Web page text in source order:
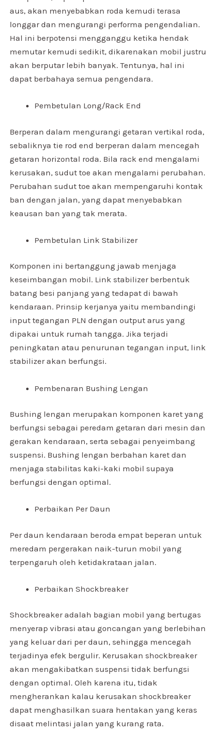
aus, akan menyebabkan roda kemudi terasa
longgar dan mengurangi performa pengendalian.
Hal ini berpotensi mengganggu ketika hendak
memutar kemudi sedikit, dikarenakan mobil justru
akan berputar lebih banyak. Tentunya, hal ini
dapat berbahaya semua pengendara.
Pembetulan Long/Rack End
Berperan dalam mengurangi getaran vertikal roda,
sebaliknya tie rod end berperan dalam mencegah
getaran horizontal roda. Bila rack end mengalami
kerusakan, sudut toe akan mengalami perubahan.
Perubahan sudut toe akan mempengaruhi kontak
ban dengan jalan, yang dapat menyebabkan
keausan ban yang tak merata.
Pembetulan Link Stabilizer
Komponen ini bertanggung jawab menjaga
keseimbangan mobil. Link stabilizer berbentuk
batang besi panjang yang tedapat di bawah
kendaraan. Prinsip kerjanya yaitu membandingi
input tegangan PLN dengan output arus yang
dipakai untuk rumah tangga. Jika terjadi
peningkatan atau penurunan tegangan input, link
stabilizer akan berfungsi.
Pembenaran Bushing Lengan
Bushing lengan merupakan komponen karet yang
berfungsi sebagai peredam getaran dari mesin dan
gerakan kendaraan, serta sebagai penyeimbang
suspensi. Bushing lengan berbahan karet dan
menjaga stabilitas kaki-kaki mobil supaya
berfungsi dengan optimal.
Perbaikan Per Daun
Per daun kendaraan beroda empat beperan untuk
meredam pergerakan naik-turun mobil yang
terpengaruh oleh ketidakrataan jalan.
Perbaikan Shockbreaker
Shockbreaker adalah bagian mobil yang bertugas
menyerap vibrasi atau goncangan yang berlebihan
yang keluar dari per daun, sehingga mencegah
terjadinya efek bergulir. Kerusakan shockbreaker
akan mengakibatkan suspensi tidak berfungsi
dengan optimal. Oleh karena itu, tidak
mengherankan kalau kerusakan shockbreaker
dapat menghasilkan suara hentakan yang keras
disaat melintasi jalan yang kurang rata.